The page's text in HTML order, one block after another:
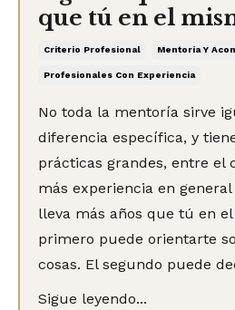
que tú en el
Criterio Profesional Mentoría Y
Profesionales Con Experiencia
No toda la mentoría sirve
diferencia específica, y
prácticas grandes, entre el
más experiencia en
lleva más años que tú en
primero puede orientarte
cosas. El segundo puede
Sigue leyendo...